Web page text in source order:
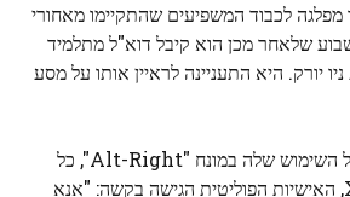
מפלגה לכבוד המשפיעים שהתקיימו מאחורי
שלאחר מכן הוא קיבל דוא"ל מתלמיד
יורק. היא התעניינה לראיין אותו על מסע
אחרי קצת הלוך ושוב על השימוש שלה במונח "Alt-Right", כל
אלה פרסמו פירסון ב- X, האישיות הפוליטית הגישה בקשה: "אנא